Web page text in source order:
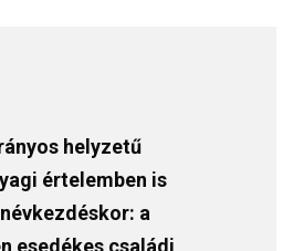
helyzetű
értelemben is
a
esedékes családi